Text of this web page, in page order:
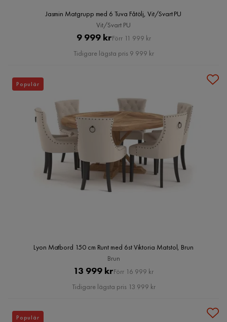
Jasmin Matgrupp med 6 Tuva Fåtölj, Vit/Svart PU
Vit/Svart PU
Pris
9 999 krOriginal
Pris
Förr 11 999 kr
Tidigare lägsta pris 9 999 kr
Lyon Matbord 150 cm Runt med 6st Viktoria Matstol, Brun
Brun
Pris
13 999 krOriginal
Pris
Förr 16 999 kr
Tidigare lägsta pris 13 999 kr
Populär
Populär